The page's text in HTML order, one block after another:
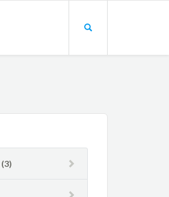
(3)